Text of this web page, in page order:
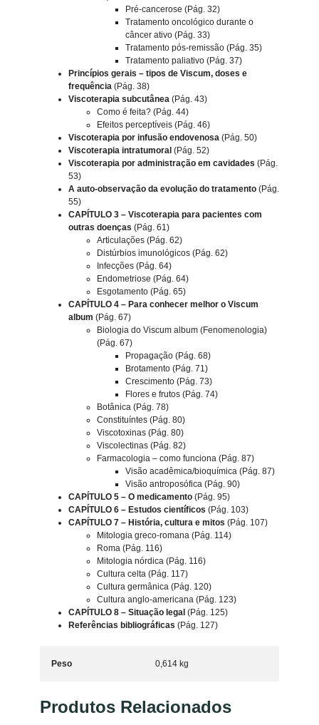
Pré-cancerose (Pág. 32)
Tratamento oncológico durante o
câncer ativo (Pág. 33)
Tratamento pós-remissão (Pág. 35)
Tratamento paliativo (Pág. 37)
Princípios gerais – tipos de Viscum, doses e
frequência (Pág. 38)
Viscoterapia subcutânea (Pág. 43)
Como é feita? (Pág. 44)
Efeitos perceptíveis (Pág. 46)
Viscoterapia por infusão endovenosa (Pág. 50)
Viscoterapia intratumoral (Pág. 52)
Viscoterapia por administração em cavidades (Pág.
53)
A auto-observação da evolução do tratamento (Pág.
55)
CAPÍTULO 3 – Viscoterapia para pacientes com
outras doenças (Pág. 61)
Articulações (Pág. 62)
Distúrbios imunológicos (Pág. 62)
Infecções (Pág. 64)
Endometriose (Pág. 64)
Esgotamento (Pág. 65)
CAPÍTULO 4 – Para conhecer melhor o Viscum
album (Pág. 67)
Biologia do Viscum album (Fenomenologia)
(Pág. 67)
Propagação (Pág. 68)
Brotamento (Pág. 71)
Crescimento (Pág. 73)
Flores e frutos (Pág. 74)
Botânica (Pág. 78)
Constituíntes (Pág. 80)
Viscotoxinas (Pág. 80)
Viscolectinas (Pág. 82)
Farmacologia – como funciona (Pág. 87)
Visão acadêmica/bioquímica (Pág. 87)
Visão antroposófica (Pág. 90)
CAPÍTULO 5 – O medicamento (Pág. 95)
CAPÍTULO 6 – Estudos científicos (Pág. 103)
CAPÍTULO 7 – História, cultura e mitos (Pág. 107)
Mitologia greco-romana (Pág. 114)
Roma (Pág. 116)
Mitologia nórdica (Pág. 116)
Cultura celta (Pág. 117)
Cultura germânica (Pág. 120)
Cultura anglo-americana (Pág. 123)
CAPÍTULO 8 – Situação legal (Pág. 125)
Referências bibliográficas (Pág. 127)
Peso 0,614 kg
Produtos Relacionados